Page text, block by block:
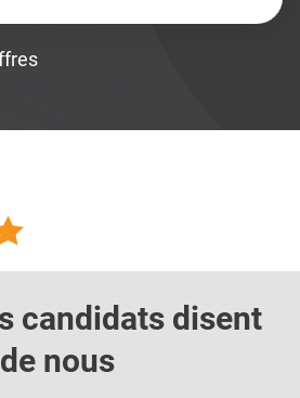
candidats disent
de nous